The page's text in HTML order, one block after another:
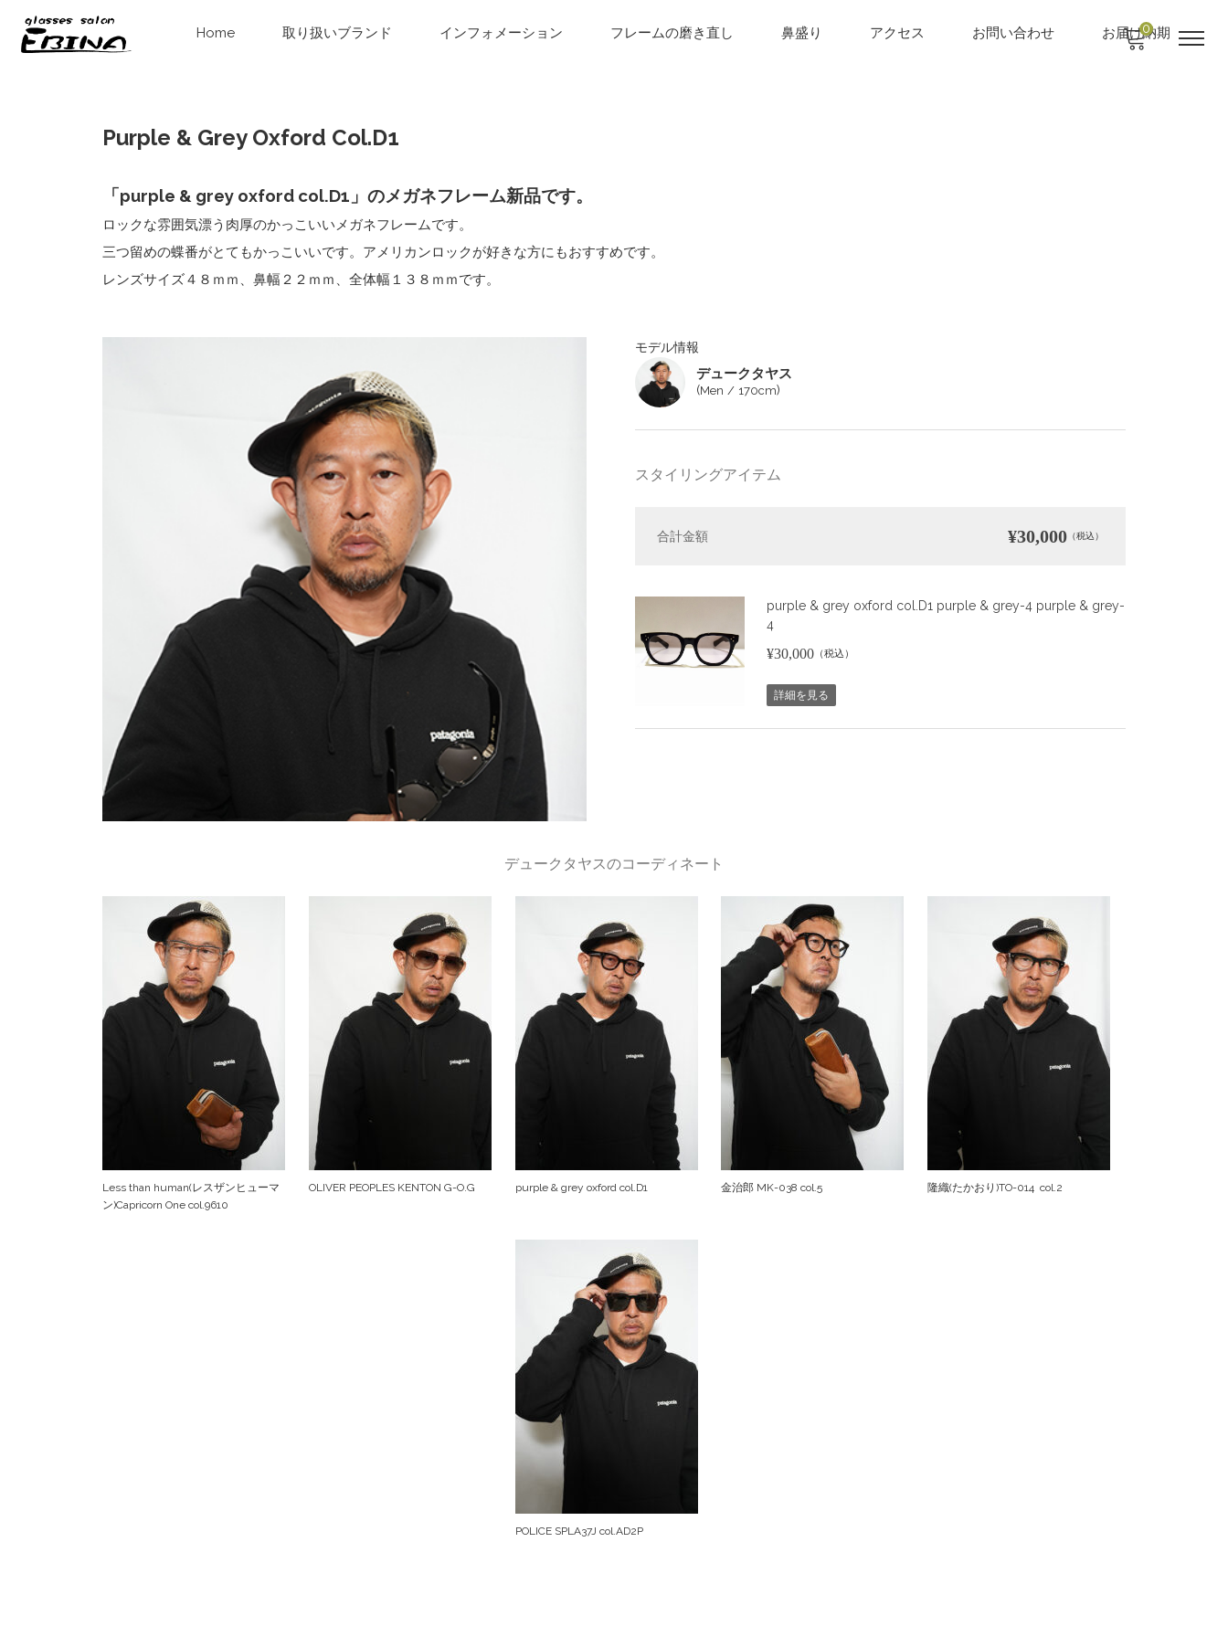
Home 取り扱いブランド インフォメーション フレームの磨き直し 鼻盛り アクセス お問い合わせ お届け納期
0
Purple & Grey Oxford Col.D1
「purple & grey oxford col.D1」のメガネフレーム新品です。
ロックな雰囲気漂う肉厚のかっこいいメガネフレームです。
三つ留めの蝶番がとてもかっこいいです。アメリカンロックが好きな方にもおすすめです。
レンズサイズ４８ｍｍ、鼻幅２２ｍｍ、全体幅１３８ｍｍです。
モデル情報
デュークタヤス
(Men 170cm)
スタイリングアイテム
合計金額 ¥30,000 （税込）
purple & grey oxford col.D1 purple & grey-4 purple & grey-
4
¥30,000 （税込）
詳細を見る
デュークタヤスのコーディネート
Less than human(レスザンヒューマ
ン)Capricorn One col.9610
OLIVER PEOPLES KENTON G-O.G purple & grey oxford col.D1 金治郎 MK-038 col.5 隆織(たかおり)TO-014 col.2
POLICE SPLA37J col.AD2P